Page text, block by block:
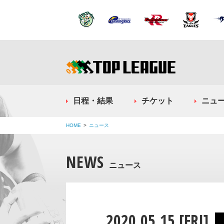
日程・結果 チケット ニュ
HOME ニュース
NEWS ニュース